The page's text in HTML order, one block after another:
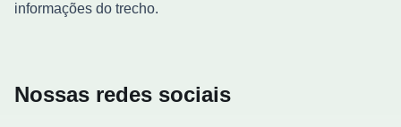
informações do trecho.
Nossas redes sociais